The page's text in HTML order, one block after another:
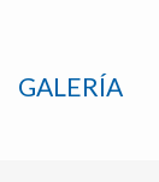
GALERÍA